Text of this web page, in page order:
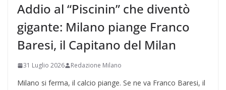
Addio al “Piscinin” che diventò
gigante: Milano piange Franco
Baresi, il Capitano del Milan
31 Luglio 2026 Redazione Milano
Milano si ferma, il calcio piange. Se ne va Franco Baresi, il